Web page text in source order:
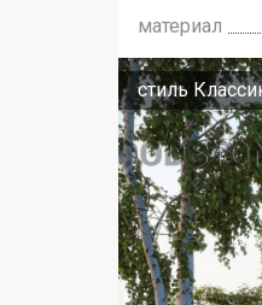
материал
стиль